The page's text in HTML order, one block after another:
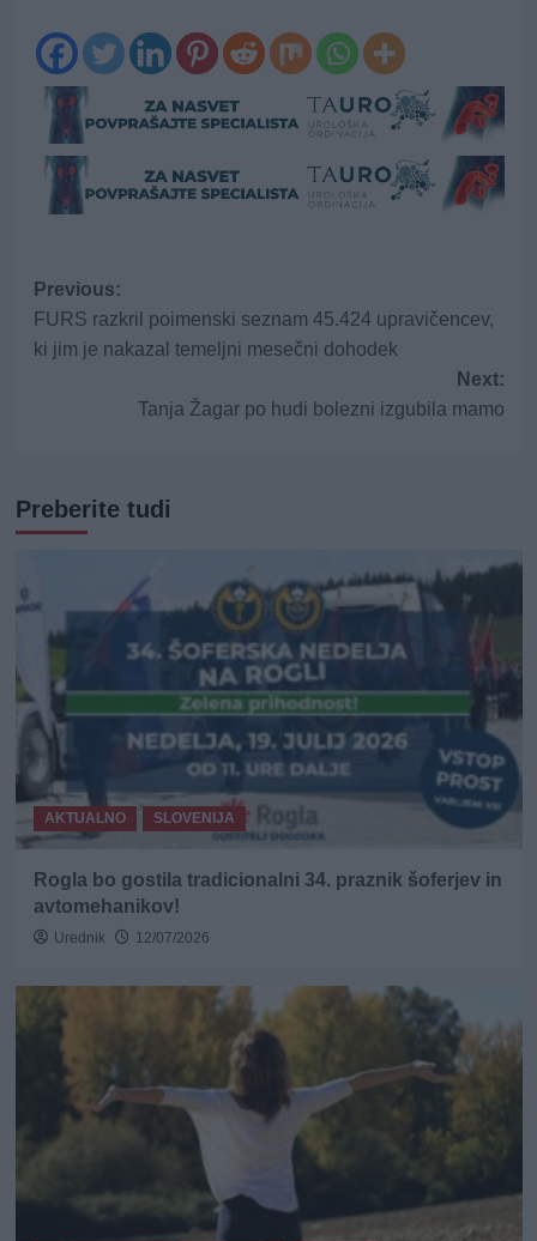
Post
navigation
Previous:
FURS razkril poimenski seznam 45.424 upravičencev,
ki jim je nakazal temeljni mesečni dohodek
Next:
Tanja Žagar po hudi bolezni izgubila mamo
Preberite tudi
AKTUALNO SLOVENIJA
Rogla bo gostila tradicionalni 34. praznik šoferjev in
avtomehanikov!
Urednik 12/07/2026